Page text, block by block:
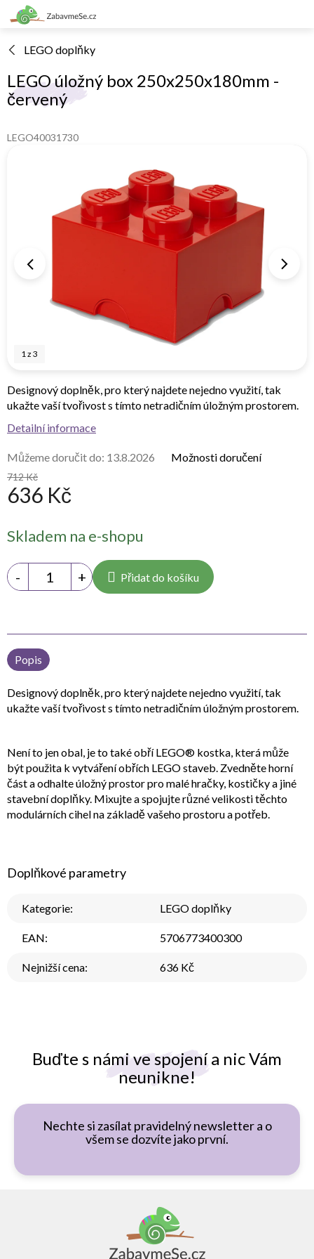
Přejít
na
LEGO doplňky
LEGO úložný box 250x250x180mm -
červený
LEGO40031730
1z 3
712 Kč
636 Kč
cena:
Skladem na e-shopu
Můžeme doručit do: 13.8.2026 Možnosti doručení
Přidat do košíku
Designový doplněk, pro který najdete nejedno využití, tak
ukažte vaší tvořivost s tímto netradičním úložným prostorem.
Detailní informace
Buďte s námi ve spojení a nic Vám
neunikne!
Nechte si zasílat pravidelný newsletter a o
všem se dozvíte jako první.
Popis
Designový doplněk, pro který najdete nejedno využití, tak
ukažte vaší tvořivost s tímto netradičním úložným prostorem.
Není to jen obal, je to také obří LEGO® kostka, která může
být použita k vytváření obřích LEGO staveb. Zvedněte horní
část a odhalte úložný prostor pro malé hračky, kostičky a jiné
stavební doplňky. Mixujte a spojujte různé velikosti těchto
modulárních cihel na základě vašeho prostoru a potřeb.
Doplňkové parametry
Kategorie: LEGO doplňky
EAN: 5706773400300
Nejnižší cena: 636 Kč